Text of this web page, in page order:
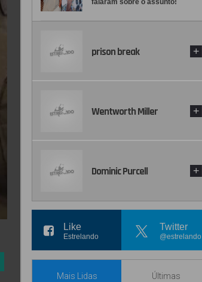
falaram sobre o assunto!
prison break +
Wentworth Miller +
Dominic Purcell +
Like
Estrelando
Twitter
@estrelando
Mais Lidas Últimas